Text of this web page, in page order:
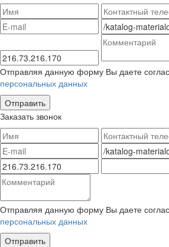
Отправляя данную форму Вы даете
персональных данных
Заказать звонок
Отправляя данную форму Вы даете
персональных данных